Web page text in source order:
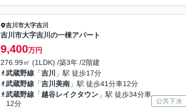
吉川市大字吉川
吉川市大字吉川の一棟アパート
9,400万円
276.99㎡ (1LDK) /築3年 /2階建
武蔵野線 「吉川
」駅 徒歩17分
武蔵野線 「吉川美南 」駅 徒歩41分車12分
武蔵野線 「越谷レイクタウン 」駅 徒歩34分車
12分
公共下水